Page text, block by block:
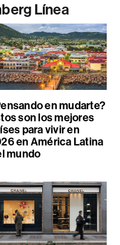
Línea
en mudarte?
son los mejores
para vivir en
en América Latina
mundo